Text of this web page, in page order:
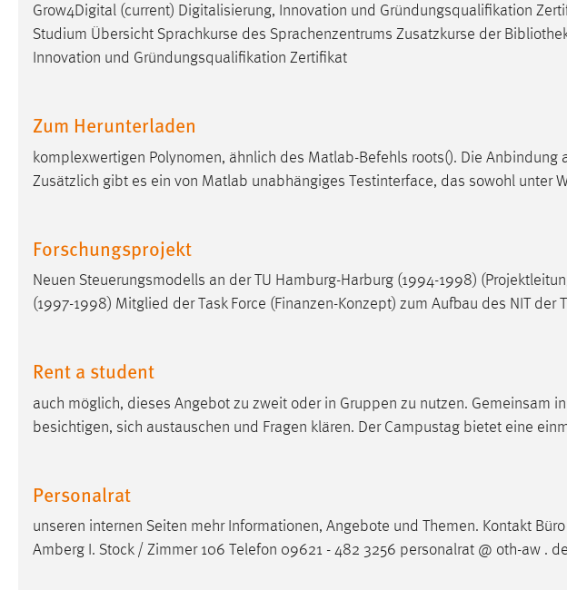
Grow4Digital (current) Digitalisierung, Innovation und Gründungsqualifikation
Studium Übersicht Sprachkurse des Sprachenzentrums Zusatzkurse der
Innovation und Gründungsqualifikation Zertifikat
Zum Herunterladen
komplexwertigen Polynomen, ähnlich des Matlab-Befehls roots(). Die Anbindung
Zusätzlich gibt es ein von Matlab unabhängiges Testinterface, das sowohl unter
Forschungsprojekt
Neuen Steuerungsmodells an der TU Hamburg-Harburg (1994-1998)
(1997-1998) Mitglied der Task Force (Finanzen-Konzept) zum Aufbau des NIT der
Rent a student
auch möglich, dieses Angebot zu zweit oder in Gruppen zu nutzen. Gemeinsam
besichtigen, sich austauschen und Fragen klären. Der Campustag bietet eine
Personalrat
unseren internen Seiten mehr Informationen, Angebote und Themen. Kontakt
Amberg I. Stock / Zimmer 106 Telefon 09621 - 482 3256 personalrat @ oth-aw .
eingeloggt ist.
Sprachpräferenz
Zweck:
Das Cookie speichert die gewählte
Sprache der Website.
Cookie Laufzeit: 30 Tage
Chat
Name:
MibewSessionID, MIBEW_UserID,
mibew_locale, mibew-chat-frame-style-
Cookie Laufzeit: MibewSessionID, mibew-chat-frame-
style-5e9dbeb1811c0446 =
Login
Name: fe_user, be_user, be_lastLoginProvider